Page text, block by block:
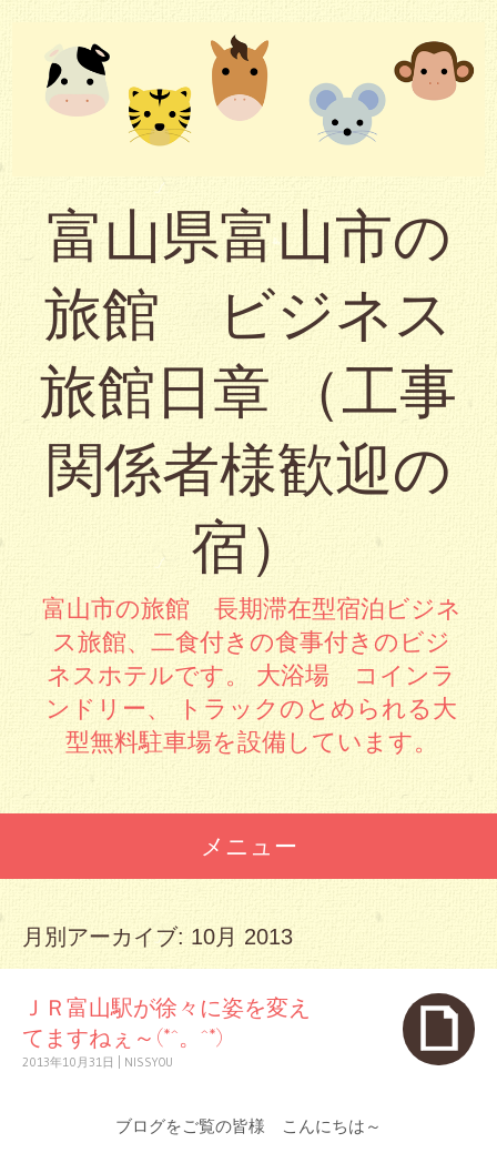
富山県富山市の
旅館 ビジネス
旅館日章 （工事
関係者様歓迎の
宿）
富山市の旅館 長期滞在型宿泊ビジネ
ス旅館、二食付きの食事付きのビジ
ネスホテルです。 大浴場 コインラ
ンドリー、 トラックのとめられる大
型無料駐車場を設備しています。
メニュー
月別アーカイブ: 10月 2013
ＪＲ富山駅が徐々に姿を変え
てますねぇ～(*^。^*)
2013年10月31日 NISSYOU
ブログをご覧の皆様 こんにちは～